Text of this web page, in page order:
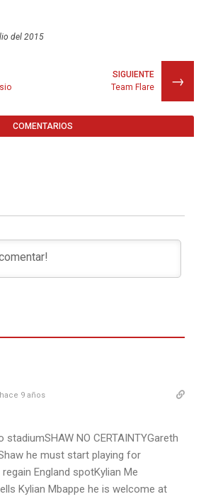
del 2015
→
SIGUIENTE
Team Flare
COMENTARIOS
hace 9 años
NO CERTAINTYGareth
he must start playing for
England spotKylian Me
Kylian Mbappe he is welcome at